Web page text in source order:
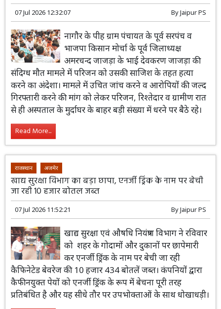
07 Jul 2026 12:32:07 ByJaipur PS
नागौर के पीह ग्राम पंचायत के पूर्व सरपंच व
भाजपा किसान मोर्चा के पूर्व जिलाध्यक्ष
अमरचन्द जाजड़ा के भाई देवकरण जाजड़ा की
संदिग्ध मौत मामले में परिजन को उसकी साजिश के तहत हत्या
करने का अंदेशा। मामले में उचित जांच करने व आरोपियों की जल्द
गिरफ्तारी करने की मांग को लेकर परिजन, रिश्तेदार व ग्रामीण रात
से ही अस्पताल के मुर्दाघर के बाहर बड़ी संख्या में धरने पर बैठे रहे।
Read More...
राजस्थान अजमेर
खाद्य सुरक्षा विभाग का बड़ा छापा, एनर्जी ड्रिंक के नाम पर बेची
जा रही 10 हजार बोतल जब्त
07 Jul 2026 11:52:21 ByJaipur PS
खाद्य सुरक्षा एवं औषधि नियंत्रण विभाग ने रविवार
को शहर के गोदामों और दुकानों पर छापेमारी
कर एनर्जी ड्रिंक के नाम पर बेची जा रही
कैफिनेटेड बेवरेज की 10 हजार 434 बोतलें जब्त। कंपनियों द्वारा
कैफीनयुक्त पेयों को एनर्जी ड्रिंक के रूप में बेचना पूरी तरह
प्रतिबंधित है और यह सीधे तौर पर उपभोक्ताओं के साथ धोखाधड़ी।